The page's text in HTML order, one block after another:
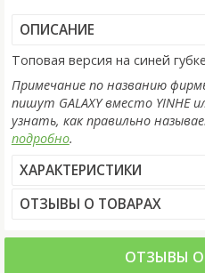
ОПИСАНИЕ
Топовая версия на синей
Примечание по названию
пишут GALAXY вместо YINHE
узнать, как правильно
подробно.
ХАРАКТЕРИСТИКИ
ОТЗЫВЫ О ТОВАРАХ
ОТЗЫВЫ